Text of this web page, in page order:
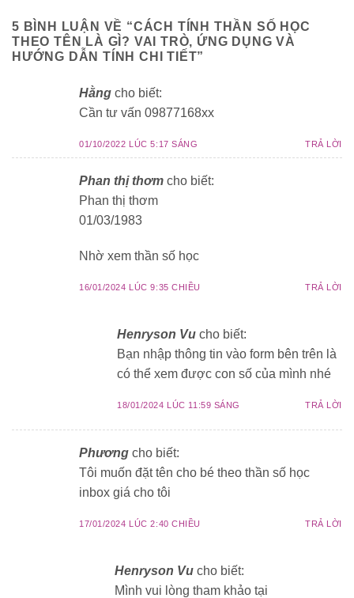
5 BÌNH LUẬN VỀ “CÁCH TÍNH THẦN SỐ HỌC
THEO TÊN LÀ GÌ? VAI TRÒ, ỨNG DỤNG VÀ
HƯỚNG DẪN TÍNH CHI TIẾT”
Hằng cho biết:
Cần tư vấn 09877168xx
01/10/2022 LÚC 5:17 SÁNG TRẢ LỜI
Phan thị thơm cho biết:
Phan thị thơm
01/03/1983
Nhờ xem thần số học
16/01/2024 LÚC 9:35 CHIỀU TRẢ LỜI
Henryson Vu cho biết:
Bạn nhập thông tin vào form bên trên là
có thể xem được con số của mình nhé
18/01/2024 LÚC 11:59 SÁNG TRẢ LỜI
Phương cho biết:
Tôi muốn đặt tên cho bé theo thần số học
inbox giá cho tôi
17/01/2024 LÚC 2:40 CHIỀU TRẢ LỜI
Henryson Vu cho biết:
Mình vui lòng tham khảo tại